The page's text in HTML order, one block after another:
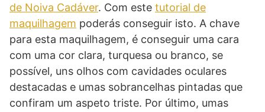
de Noiva Cadáver. Com este tutorial de
maquilhagem poderás conseguir isto. A chave
para esta maquilhagem, é conseguir uma cara
com uma cor clara, turquesa ou branco, se
possível, uns olhos com cavidades oculares
destacadas e umas sobrancelhas pintadas que
confiram um aspeto triste. Por último, umas